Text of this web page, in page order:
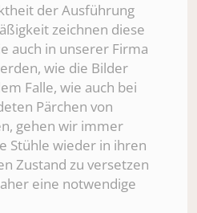
der Ausführung
zeichnen diese
auch in unserer Firma
wie die Bilder
Falle, wie auch bei
Pärchen von
gehen wir immer
Stühle wieder in ihren
Zustand zu versetzen
eine notwendige